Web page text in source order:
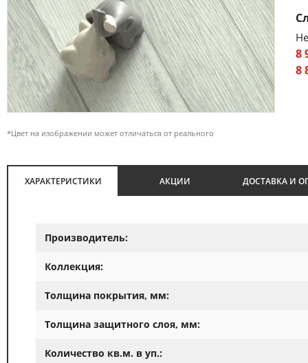
*Цвет на изображении может отличаться от реального
8
8
ХАРАКТЕРИСТИКИ АКЦИИ ДОСТАВКА И
Производитель:
Коллекция:
Толщина покрытия, мм:
Толщина защитного слоя, мм:
Количество кв.м. в уп.: